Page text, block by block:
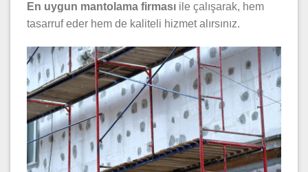
En uygun mantolama firması ile çalışarak, hem
tasarruf eder hem de kaliteli hizmet alırsınız.